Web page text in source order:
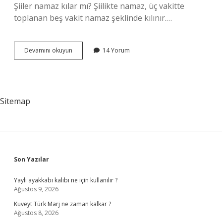
Şiiler namaz kılar mı? Şiilikte namaz, üç vakitte
toplanan beş vakit namaz şeklinde kılınır.…
Devamını okuyun
Ve
14 Yorum
Sitemap
Sidebar
Son Yazılar
Yaylı ayakkabı kalıbı ne için kullanılır ?
Ağustos 9, 2026
Kuveyt Türk Marj ne zaman kalkar ?
Ağustos 8, 2026